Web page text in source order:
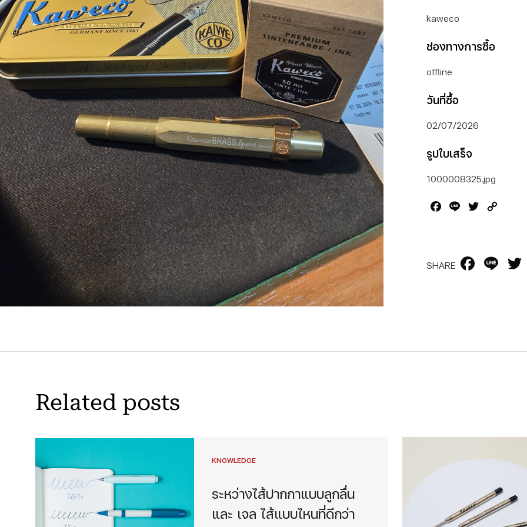
kaweco
ช่องทางการซื้อ
offline
วันที่ซื้อ
02/07/2026
รูปใบเสร็จ
1000008325.jpg
Facebook
Line Twitter
SHARE Facebook
Line
Related posts
KNOWLEDGE
ระหว่างไส้ปากกาแบบลูกลื่น
และ เจล ไส้แบบไหนที่ดีกว่า